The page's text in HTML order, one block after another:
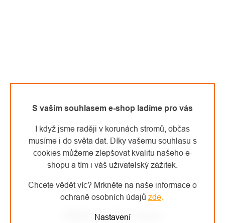
S vaším souhlasem e-shop ladíme pro vás
I když jsme raději v korunách stromů, občas
musíme i do světa dat. Díky vašemu souhlasu s
cookies můžeme zlepšovat kvalitu našeho e-
shopu a tím i váš uživatelský zážitek.
Chcete vědět víc? Mrkněte na naše informace o
ochraně osobních údajů zde.
Nastavení
DMM kladka Hitch Climber